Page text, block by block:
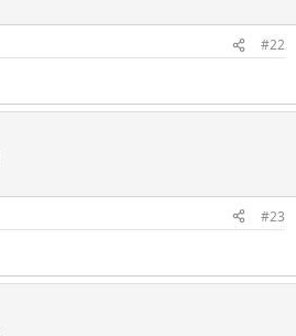
#22
#23